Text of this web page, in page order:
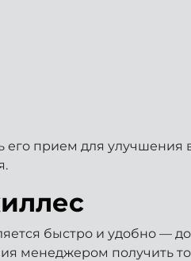
его прием для улучшения
быстро и удобно —
менеджером получить